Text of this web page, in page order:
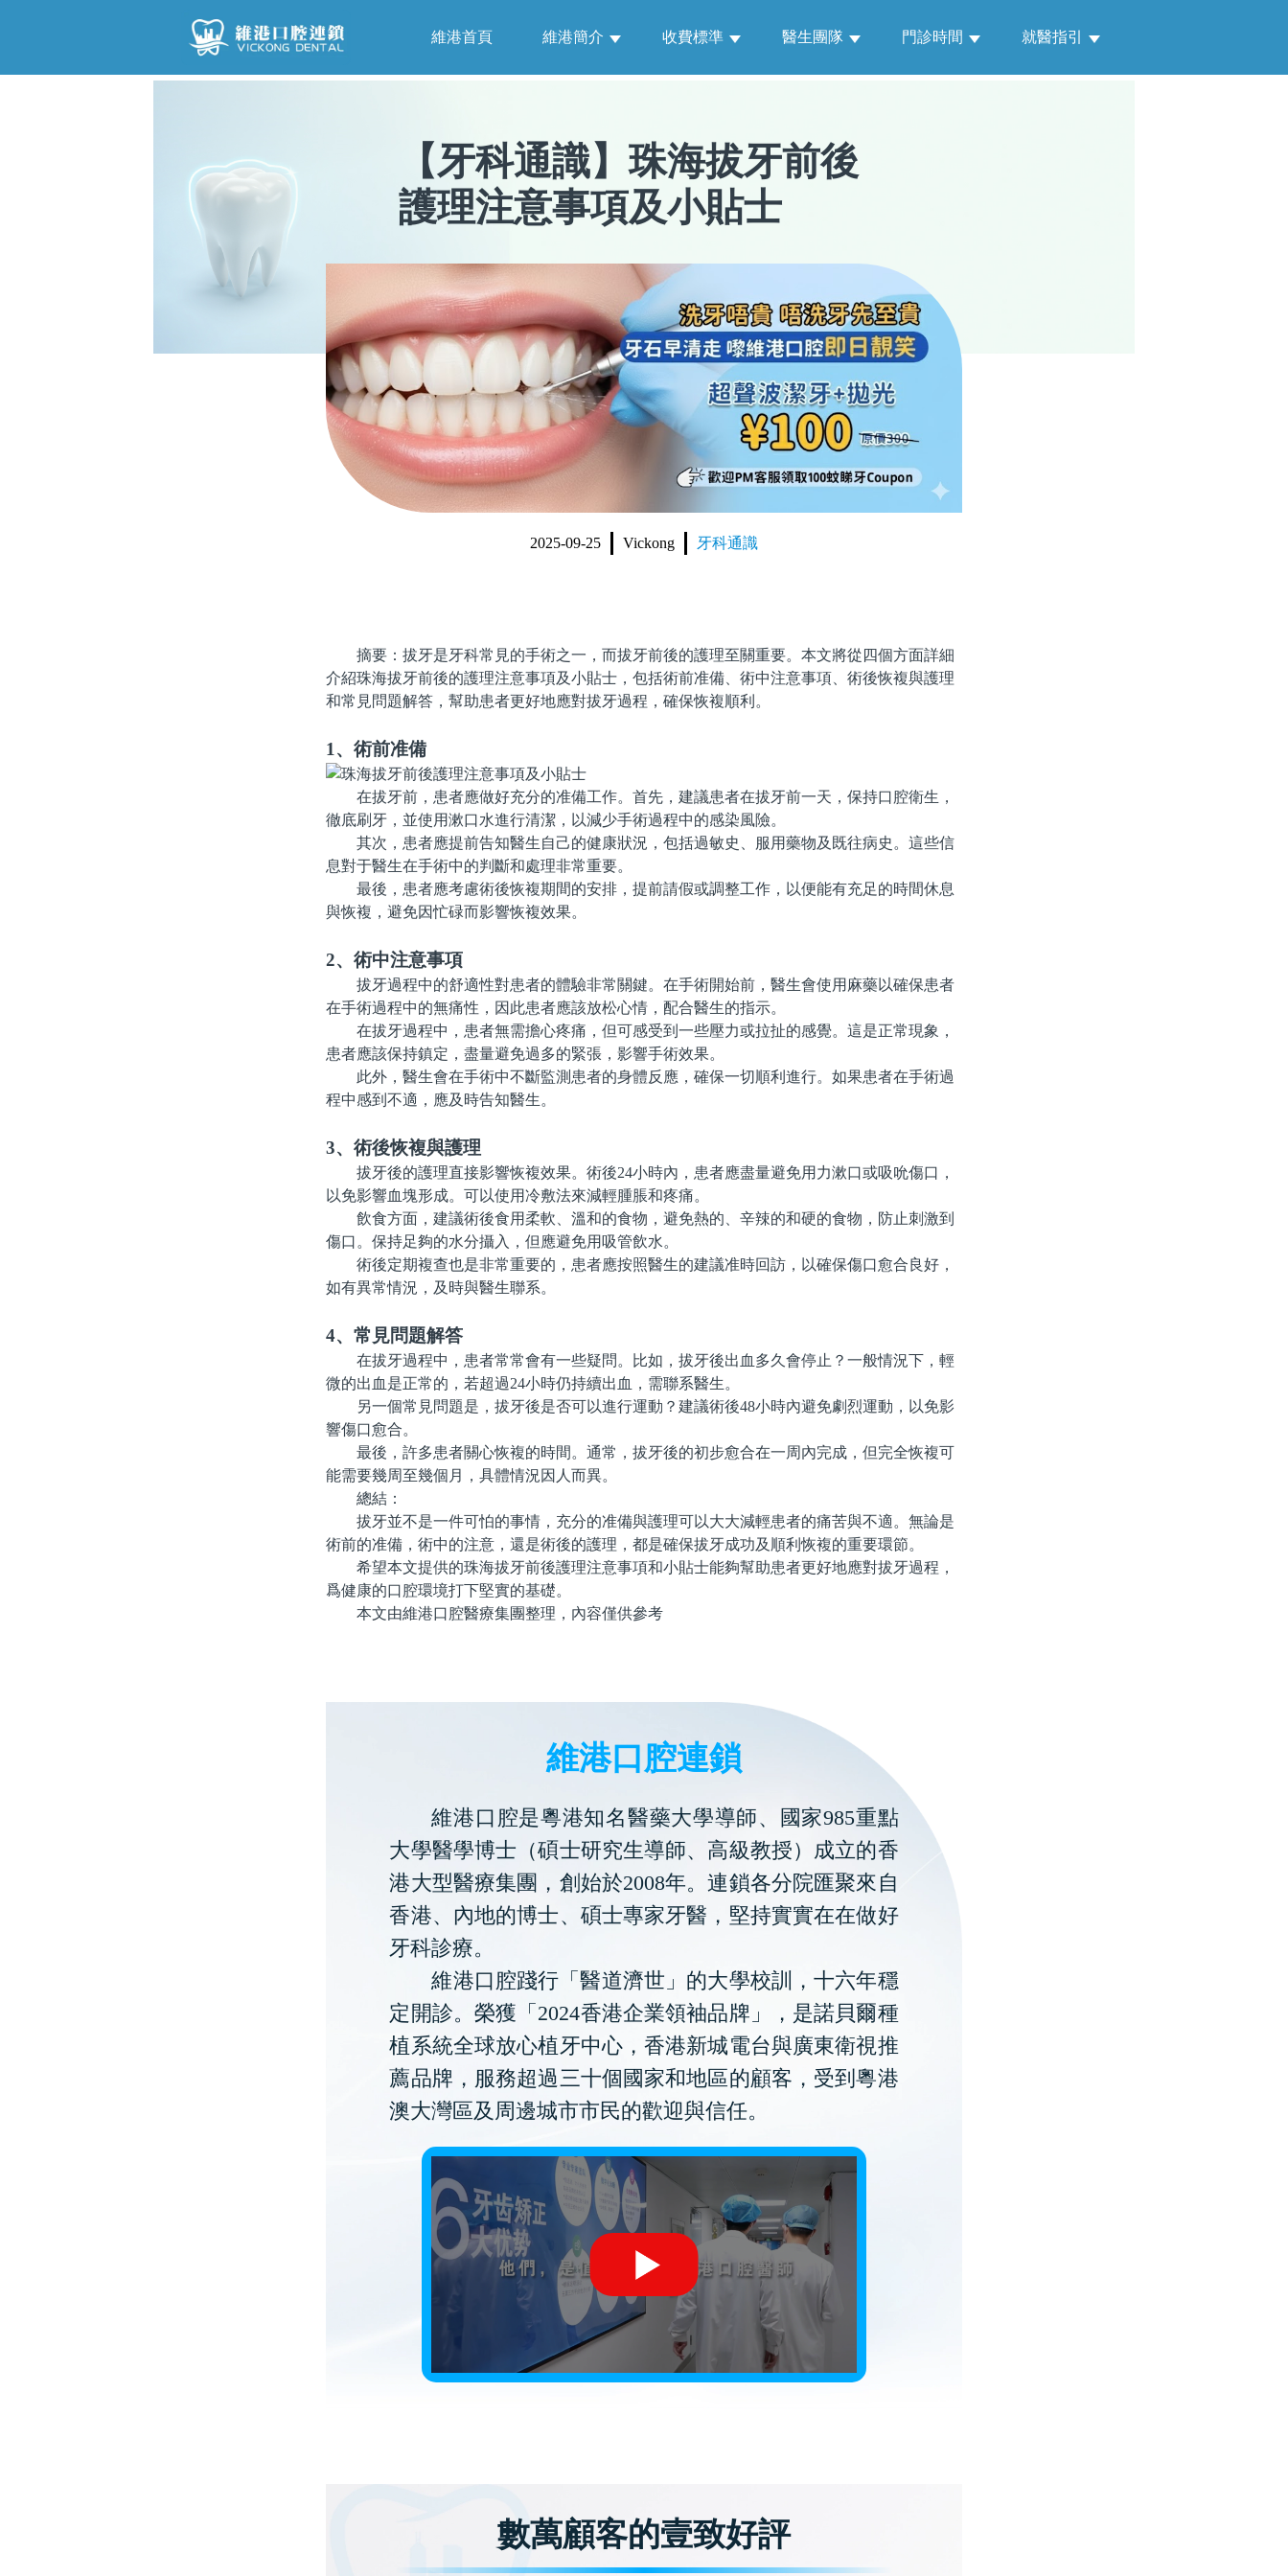
維港首頁 維港簡介 收費標準 醫生團隊 門診時間 就醫指引
【牙科通識】珠海拔牙前後
護理注意事項及小貼士
2025-09-25 Vickong 牙科通識
摘要：拔牙是牙科常見的手術之一，而拔牙前後的護理至關重要。本文將從四個方面詳細
介紹珠海拔牙前後的護理注意事項及小貼士，包括術前准備、術中注意事項、術後恢複與護理
和常見問題解答，幫助患者更好地應對拔牙過程，確保恢複順利。
1、術前准備
在拔牙前，患者應做好充分的准備工作。首先，建議患者在拔牙前一天，保持口腔衛生，
徹底刷牙，並使用漱口水進行清潔，以減少手術過程中的感染風險。
其次，患者應提前告知醫生自己的健康狀況，包括過敏史、服用藥物及既往病史。這些信
息對于醫生在手術中的判斷和處理非常重要。
最後，患者應考慮術後恢複期間的安排，提前請假或調整工作，以便能有充足的時間休息
與恢複，避免因忙碌而影響恢複效果。
2、術中注意事項
拔牙過程中的舒適性對患者的體驗非常關鍵。在手術開始前，醫生會使用麻藥以確保患者
在手術過程中的無痛性，因此患者應該放松心情，配合醫生的指示。
在拔牙過程中，患者無需擔心疼痛，但可感受到一些壓力或拉扯的感覺。這是正常現象，
患者應該保持鎮定，盡量避免過多的緊張，影響手術效果。
此外，醫生會在手術中不斷監測患者的身體反應，確保一切順利進行。如果患者在手術過
程中感到不適，應及時告知醫生。
3、術後恢複與護理
拔牙後的護理直接影響恢複效果。術後24小時內，患者應盡量避免用力漱口或吸吮傷口，
以免影響血塊形成。可以使用冷敷法來減輕腫脹和疼痛。
飲食方面，建議術後食用柔軟、溫和的食物，避免熱的、辛辣的和硬的食物，防止刺激到
傷口。保持足夠的水分攝入，但應避免用吸管飲水。
術後定期複查也是非常重要的，患者應按照醫生的建議准時回訪，以確保傷口愈合良好，
如有異常情況，及時與醫生聯系。
4、常見問題解答
在拔牙過程中，患者常常會有一些疑問。比如，拔牙後出血多久會停止？一般情況下，輕
微的出血是正常的，若超過24小時仍持續出血，需聯系醫生。
另一個常見問題是，拔牙後是否可以進行運動？建議術後48小時內避免劇烈運動，以免影
響傷口愈合。
最後，許多患者關心恢複的時間。通常，拔牙後的初步愈合在一周內完成，但完全恢複可
能需要幾周至幾個月，具體情況因人而異。
總結：
拔牙並不是一件可怕的事情，充分的准備與護理可以大大減輕患者的痛苦與不適。無論是
術前的准備，術中的注意，還是術後的護理，都是確保拔牙成功及順利恢複的重要環節。
希望本文提供的珠海拔牙前後護理注意事項和小貼士能夠幫助患者更好地應對拔牙過程，
爲健康的口腔環境打下堅實的基礎。
本文由維港口腔醫療集團整理，內容僅供參考
維港口腔連鎖
維港口腔是粵港知名醫藥大學導師、國家985重點
大學醫學博士（碩士研究生導師、高級教授）成立的香
港大型醫療集團，創始於2008年。連鎖各分院匯聚來自
香港、內地的博士、碩士專家牙醫，堅持實實在在做好
牙科診療。
維港口腔踐行「醫道濟世」的大學校訓，十六年穩
定開診。榮獲「2024香港企業領袖品牌」，是諾貝爾種
植系統全球放心植牙中心，香港新城電台與廣東衛視推
薦品牌，服務超過三十個國家和地區的顧客，受到粵港
澳大灣區及周邊城市市民的歡迎與信任。
數萬顧客的壹致好評